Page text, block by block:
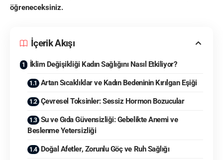
öğreneceksiniz.
İçerik Akışı
İklim Değişikliği Kadın Sağlığını Nasıl Etkiliyor?
Artan Sıcaklıklar ve Kadın Bedeninin Kırılgan Eşiği
Çevresel Toksinler: Sessiz Hormon Bozucular
Su ve Gıda Güvensizliği: Gebelikte Anemi ve
Beslenme Yetersizliği
Doğal Afetler, Zorunlu Göç ve Ruh Sağlığı